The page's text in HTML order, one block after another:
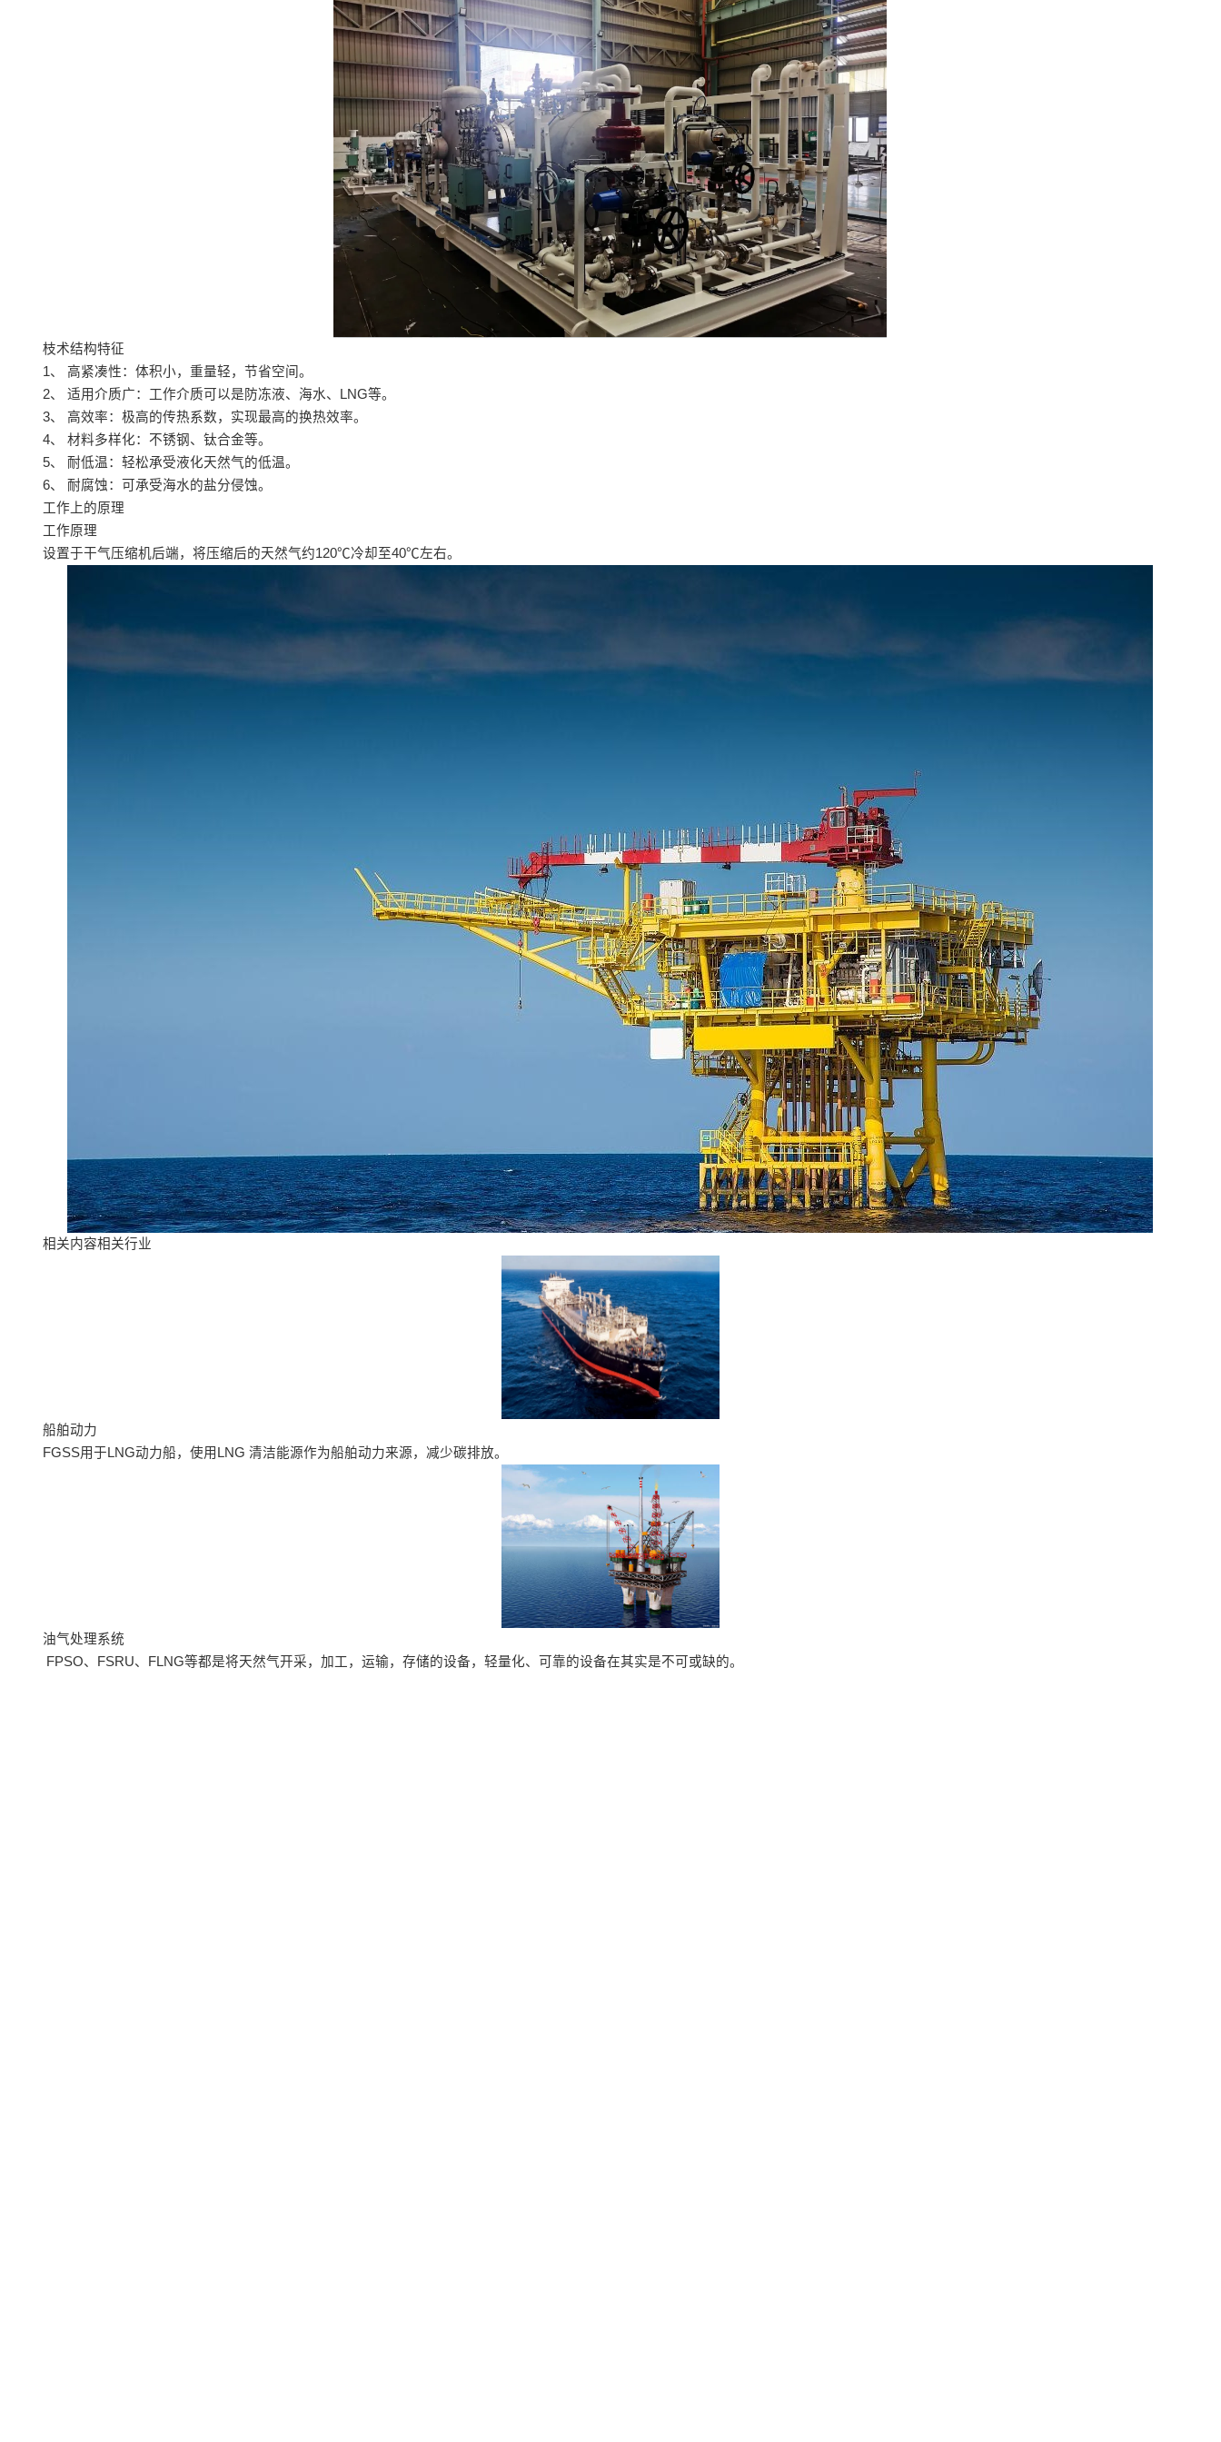
枝术结构特征
1、 高紧凑性：体积小，重量轻，节省空间。
2、 适用介质广：工作介质可以是防冻液、海水、LNG等。
3、 高效率：极高的传热系数，实现最高的换热效率。
4、 材料多样化：不锈钢、钛合金等。
5、 耐低温：轻松承受液化天然气的低温。
6、 耐腐蚀：可承受海水的盐分侵蚀。
工作上的原理
工作原理
设置于干气压缩机后端，将压缩后的天然气约120℃冷却至40℃左右。
相关内容相关行业
船舶动力
FGSS用于LNG动力船，使用LNG 清洁能源作为船舶动力来源，减少碳排放。
油气处理系统
FPSO、FSRU、FLNG等都是将天然气开采，加工，运输，存储的设备，轻量化、可靠的设备在其实是不可或缺的。